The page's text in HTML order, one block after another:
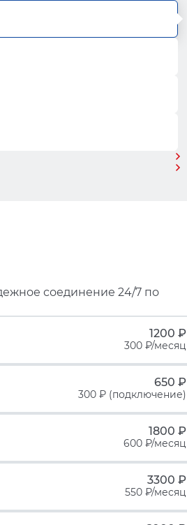
соединение 24/7 по
1200 ₽
300 ₽/месяц
650 ₽
300 ₽ (подключение)
1800 ₽
600 ₽/месяц
3300 ₽
550 ₽/месяц